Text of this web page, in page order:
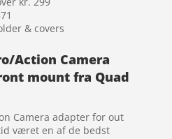
& covers
Action Camera
mount fra Quad
Camera adapter for out
været en af de bedst